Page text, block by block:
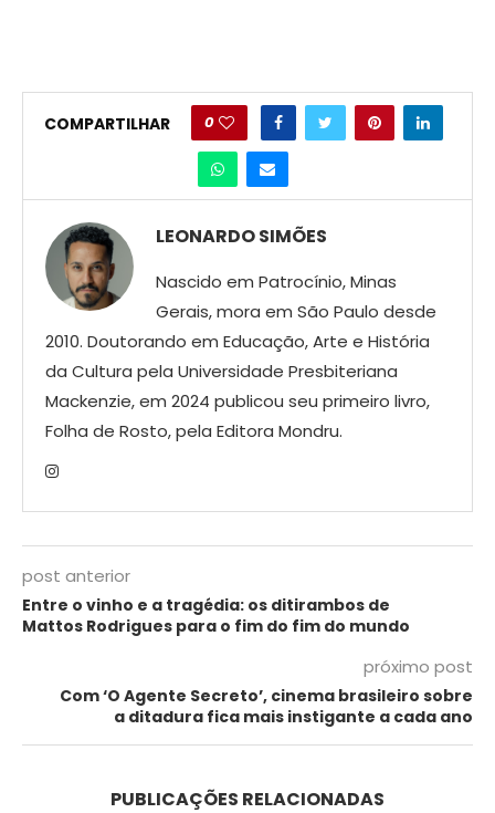
COMPARTILHAR 0
LEONARDO SIMÕES
Nascido em Patrocínio, Minas
Gerais, mora em São Paulo desde
2010. Doutorando em Educação, Arte e História
da Cultura pela Universidade Presbiteriana
Mackenzie, em 2024 publicou seu primeiro livro,
Folha de Rosto, pela Editora Mondru.
post anterior
Entre o vinho e a tragédia: os ditirambos de
Mattos Rodrigues para o fim do fim do mundo
próximo post
Com ‘O Agente Secreto’, cinema brasileiro sobre
a ditadura fica mais instigante a cada ano
PUBLICAÇÕES RELACIONADAS